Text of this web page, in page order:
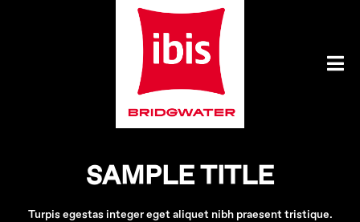
SAMPLE TITLE
Turpis egestas integer eget aliquet nibh praesent tristique.